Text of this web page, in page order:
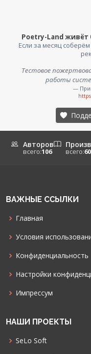
Poetry-Land
Если за месяц
Тестовое
работы
—
Авторов
всего:106 всего:
ВАЖНЫЕ ССЫЛКИ
Главная
Условия
Конфиденциальность
Настройки
Импрессум
НАШИ ПРОЕКТЫ
SeLo Soft